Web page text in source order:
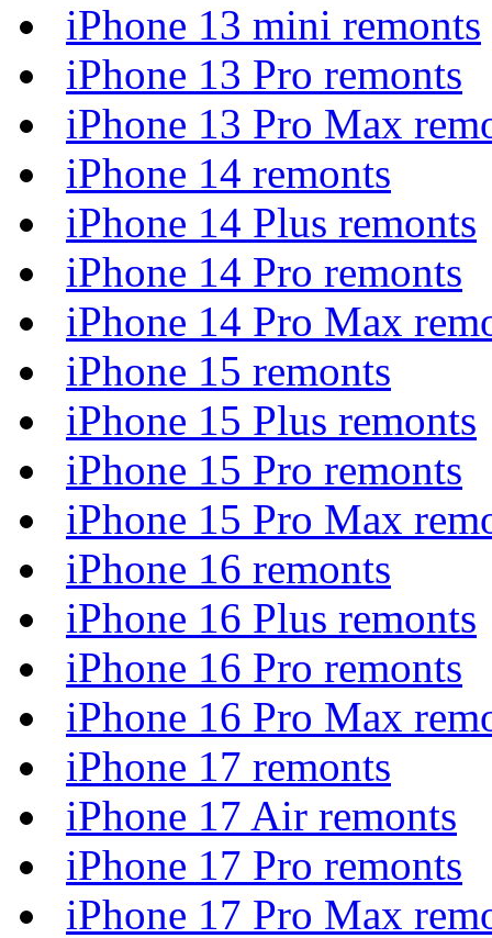
iPhone 13 mini remonts
iPhone 13 Pro remonts
iPhone 13 Pro Max
iPhone 14 remonts
iPhone 14 Plus remonts
iPhone 14 Pro remonts
iPhone 14 Pro Max
iPhone 15 remonts
iPhone 15 Plus remonts
iPhone 15 Pro remonts
iPhone 15 Pro Max
iPhone 16 remonts
iPhone 16 Plus remonts
iPhone 16 Pro remonts
iPhone 16 Pro Max
iPhone 17 remonts
iPhone 17 Air remonts
iPhone 17 Pro remonts
iPhone 17 Pro Max